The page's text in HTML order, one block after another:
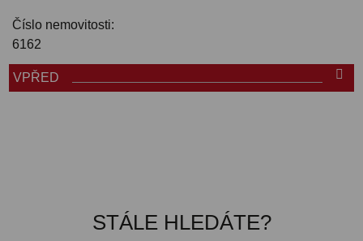
Číslo nemovitosti:
6162
VPŘED
STÁLE HLEDÁTE?